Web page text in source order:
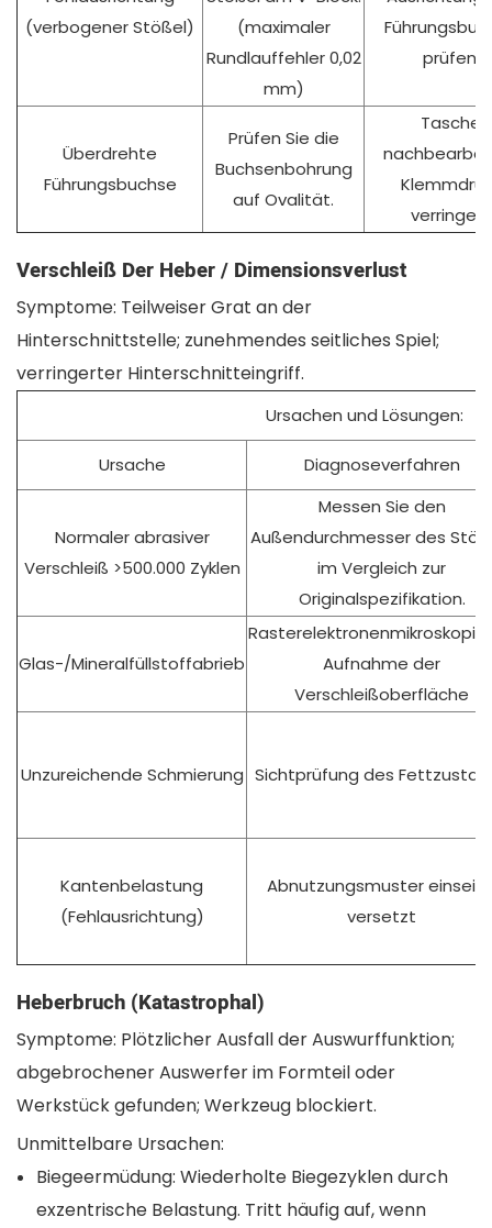
(verbogener Stößel)
(maximaler
Rundlauffehler 0,02
mm)
prüfen.
Überdrehte
Führungsbuchse
Prüfen Sie die
Buchsenbohrung
auf Ovalität.
Tasche
verringern
Verschleiß Der Heber / Dimensionsverlust
Symptome: Teilweiser Grat an der
Hinterschnittstelle; zunehmendes seitliches Spiel;
verringerter Hinterschnitteingriff.
Ursachen und Lösungen:
Ursache Diagnoseverfahren
Normaler abrasiver
Verschleiß >500.000 Zyklen
Messen Sie den
Außendurchmesser des
im Vergleich zur
Originalspezifikation.
Glas-/Mineralfüllstoffabrieb
Aufnahme der
Verschleißoberfläche
Unzureichende Schmierung Sichtprüfung des
Kantenbelastung
(Fehlausrichtung)
Abnutzungsmuster
versetzt
Heberbruch (katastrophal)
Symptome: Plötzlicher Ausfall der Auswurffunktion;
abgebrochener Auswerfer im Formteil oder
Werkstück gefunden; Werkzeug blockiert.
Unmittelbare Ursachen:
Biegeermüdung: Wiederholte Biegezyklen durch
exzentrische Belastung. Tritt häufig auf, wenn